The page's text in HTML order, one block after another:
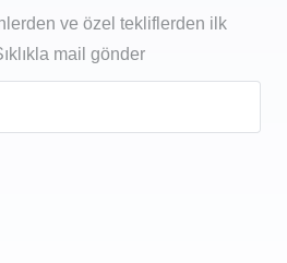
ve özel tekliflerden ilk
mail gönder